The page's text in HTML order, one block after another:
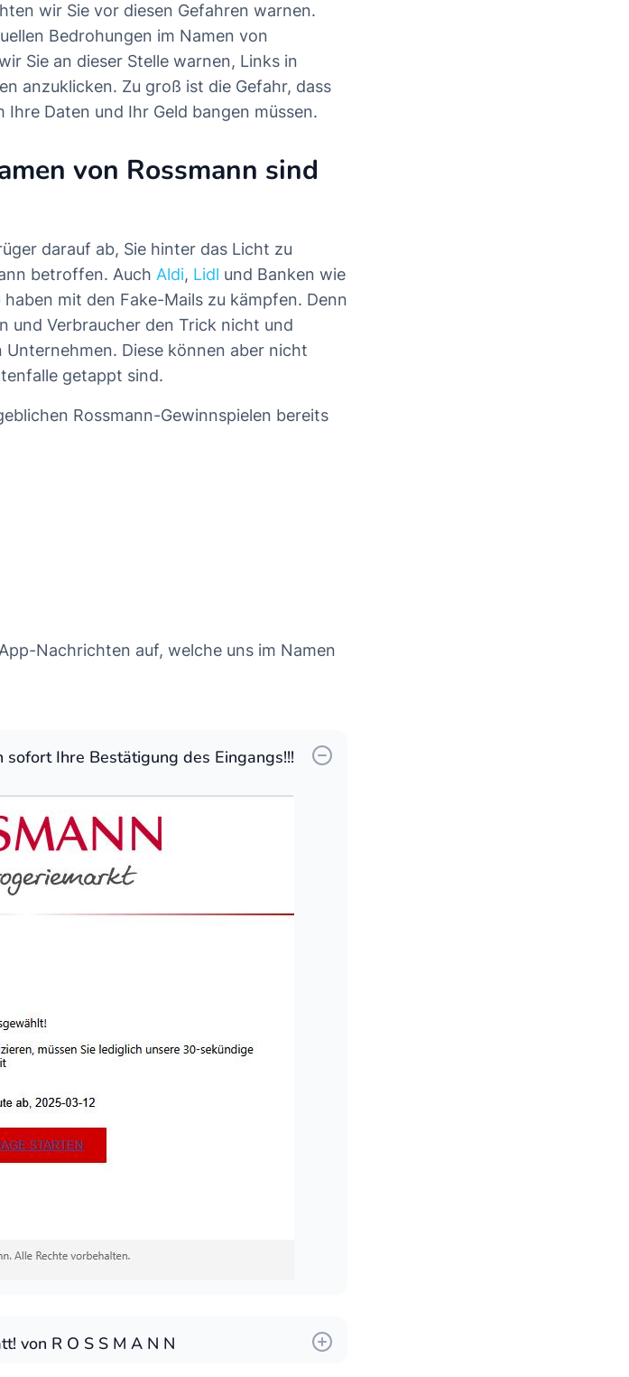
wir Sie vor diesen Gefahren warnen.
Bedrohungen im Namen von
Sie an dieser Stelle warnen, Links in
anzuklicken. Zu groß ist die Gefahr, dass
Ihre Daten und Ihr Geld bangen müssen.
von Rossmann sind
darauf ab, Sie hinter das Licht zu
betroffen. Auch Aldi, Lidl und Banken wie
haben mit den Fake-Mails zu kämpfen. Denn
und Verbraucher den Trick nicht und
Diese können aber nicht
getappt sind.
Rossmann-Gewinnspielen bereits
Nachrichten auf, welche uns im Namen
Ihre Bestätigung des Eingangs!!!
von R O S S M A N N